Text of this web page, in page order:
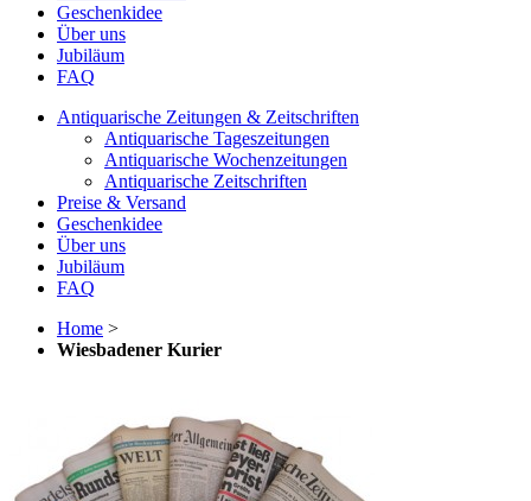
Geschenkidee
Über uns
Jubiläum
FAQ
Antiquarische Zeitungen & Zeitschriften
Antiquarische Tageszeitungen
Antiquarische Wochenzeitungen
Antiquarische Zeitschriften
Preise & Versand
Geschenkidee
Über uns
Jubiläum
FAQ
Home >
Wiesbadener Kurier